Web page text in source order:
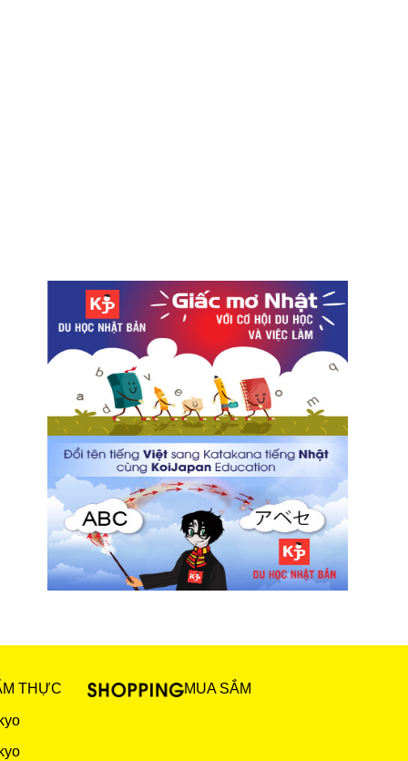
THỰC MUA SẮM